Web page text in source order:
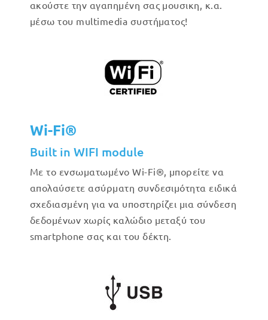
ακούστε την αγαπημένη σας μουσικη, κ.α.
μέσω του multimedia συστήματος!
Wi-Fi®
Built in WIFI module
Με το ενσωματωμένο Wi-Fi®, μπορείτε να
απολαύσετε ασύρματη συνδεσιμότητα ειδικά
σχεδιασμένη για να υποστηρίζει μια σύνδεση
δεδομένων χωρίς καλώδιο μεταξύ του
smartphone σας και του δέκτη.